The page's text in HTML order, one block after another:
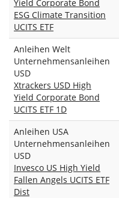
Yield Corporate Bond
ESG Climate Transition
UCITS ETF
Anleihen Welt
Unternehmensanleihen
USD
Xtrackers USD High
Yield Corporate Bond
UCITS ETF 1D
Anleihen USA
Unternehmensanleihen
USD
Invesco US High Yield
Fallen Angels UCITS ETF
Dist